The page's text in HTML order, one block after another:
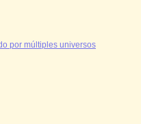
por múltiples universos